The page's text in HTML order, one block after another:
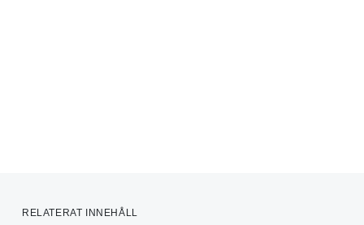
RELATERAT INNEHÅLL